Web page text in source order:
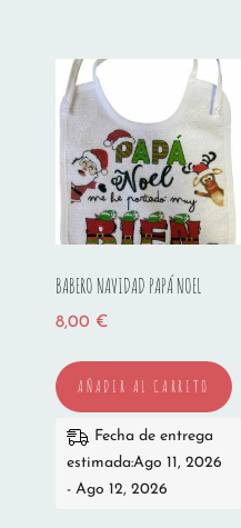
BABERO NAVIDAD PAPÁ NOEL
8,00 €
AÑADIR AL CARRITO
Fecha de entrega
estimada:Ago 11, 2026
- Ago 12, 2026